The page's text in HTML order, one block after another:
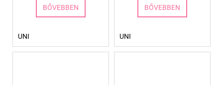
BŐVEBBEN
UNI
BŐVEBBEN
UNI